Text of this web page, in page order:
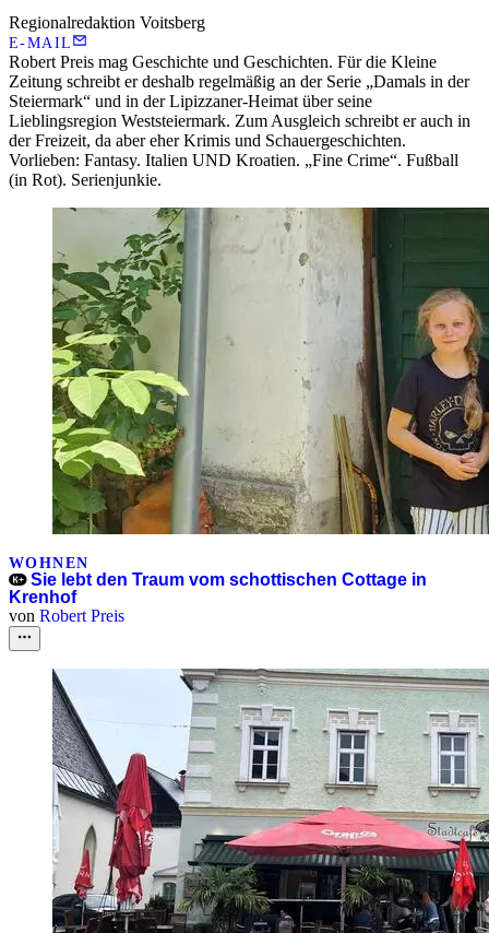
Regionalredaktion Voitsberg
E-MAIL
Robert Preis mag Geschichte und Geschichten. Für die Kleine
Zeitung schreibt er deshalb regelmäßig an der Serie „Damals in der
Steiermark“ und in der Lipizzaner-Heimat über seine
Lieblingsregion Weststeiermark. Zum Ausgleich schreibt er auch in
der Freizeit, da aber eher Krimis und Schauergeschichten.
Vorlieben: Fantasy. Italien UND Kroatien. „Fine Crime“. Fußball
(in Rot). Serienjunkie.
WOHNEN
Sie lebt den Traum vom schottischen Cottage in
Krenhof
von Robert Preis